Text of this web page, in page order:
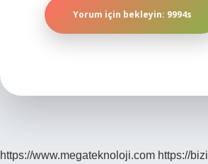
https://www.megateknoloji.com https://